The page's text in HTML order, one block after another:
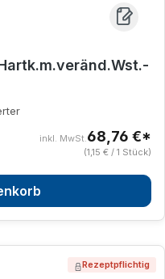
inkl. MwSt.68,76 €*
(1,15 € / 1 Stück)
Rezeptpflichtig